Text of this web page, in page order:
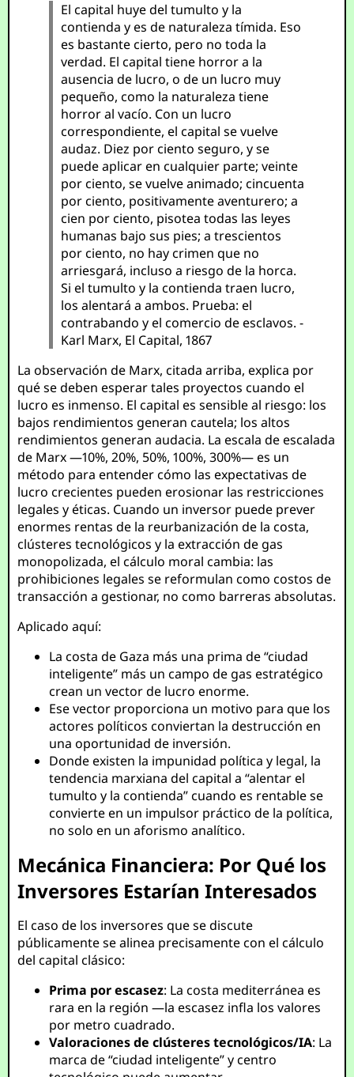
El capital huye del tumulto y la
contienda y es de naturaleza tímida. Eso
es bastante cierto, pero no toda la
verdad. El capital tiene horror a la
ausencia de lucro, o de un lucro muy
pequeño, como la naturaleza tiene
horror al vacío. Con un lucro
correspondiente, el capital se vuelve
audaz. Diez por ciento seguro, y se
puede aplicar en cualquier parte; veinte
por ciento, se vuelve animado; cincuenta
por ciento, positivamente aventurero; a
cien por ciento, pisotea todas las leyes
humanas bajo sus pies; a trescientos
por ciento, no hay crimen que no
arriesgará, incluso a riesgo de la horca.
Si el tumulto y la contienda traen lucro,
los alentará a ambos. Prueba: el
contrabando y el comercio de esclavos. -
Karl Marx, El Capital, 1867
La observación de Marx, citada arriba, explica por
qué se deben esperar tales proyectos cuando el
lucro es inmenso. El capital es sensible al riesgo: los
bajos rendimientos generan cautela; los altos
rendimientos generan audacia. La escala de escalada
de Marx —10%, 20%, 50%, 100%, 300%— es un
método para entender cómo las expectativas de
lucro crecientes pueden erosionar las restricciones
legales y éticas. Cuando un inversor puede prever
enormes rentas de la reurbanización de la costa,
clústeres tecnológicos y la extracción de gas
monopolizada, el cálculo moral cambia: las
prohibiciones legales se reformulan como costos de
transacción a gestionar, no como barreras absolutas.
Aplicado aquí:
La costa de Gaza más una prima de “ciudad
inteligente” más un campo de gas estratégico
crean un vector de lucro enorme.
Ese vector proporciona un motivo para que los
actores políticos conviertan la destrucción en
una oportunidad de inversión.
Donde existen la impunidad política y legal, la
tendencia marxiana del capital a “alentar el
tumulto y la contienda” cuando es rentable se
convierte en un impulsor práctico de la política,
no solo en un aforismo analítico.
Mecánica Financiera: Por Qué los
Inversores Estarían Interesados
El caso de los inversores que se discute
públicamente se alinea precisamente con el cálculo
del capital clásico:
Prima por escasez: La costa mediterránea es
rara en la región —la escasez infla los valores
por metro cuadrado.
Valoraciones de clústeres tecnológicos/IA: La
marca de “ciudad inteligente” y centro